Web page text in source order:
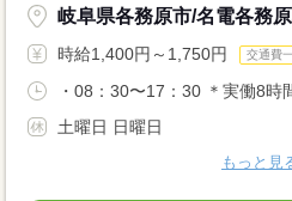
岐阜県各務原市/名電各務
時給1,400円～1,750円 交通費
・08：30〜17：30 ＊実働8時
土曜日 日曜日
もっと見